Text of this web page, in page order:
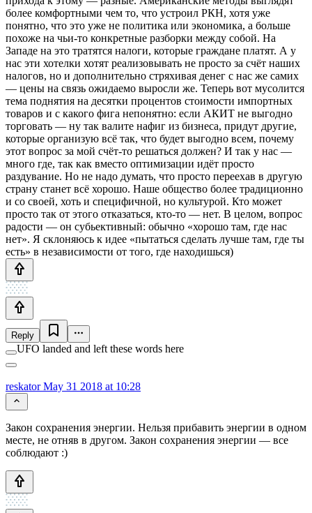
более комфортными чем то, что устроил РКН, хотя уже
понятно, что это уже не политика или экономика, а больше
похоже на чьи-то конкретные разборки между собой. На
Западе на это тратятся налоги, которые граждане платят. А у
нас эти хотелки хотят реализовывать не просто за счёт наших
налогов, но и дополнительно стряхивая денег с нас же самих
— цены на связь ожидаемо выросли же. Теперь вот мусолится
тема поднятия на десятки процентов стоимости импортных
товаров и с какого фига непонятно: если АКИТ не выгодно
торговать — ну так валите нафиг из бизнеса, придут другие,
которые организую всё так, что будет выгодно всем, почему
этот вопрос за мой счёт-то решаться должен? И так у нас —
много где, так как вместо оптимизации идёт просто
раздувание. Но не надо думать, что просто переехав в другую
страну станет всё хорошо. Наше общество более традиционно
и со своей, хоть и специфичной, но культурой. Кто может
просто так от этого отказаться, кто-то — нет. В целом, вопрос
радости — он субьективный: обычно «хорошо там, где нас
нет». Я склоняюсь к идее «пытаться сделать лучше там, где ты
есть» в независимости от того, где находишься)
Reply
UFO landed and left these words here
reskatorMay 31 2018 at 10:28
Закон сохранения энергии. Нельзя прибавить энергии в одном
месте, не отняв в другом. Закон сохранения энергии — все
соблюдают :)